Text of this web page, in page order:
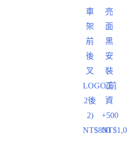
車
架
前
後
叉
LOGO(前
2後
2)
NT$800
亮
面
黑
安
裝
工
資
+500
NT$